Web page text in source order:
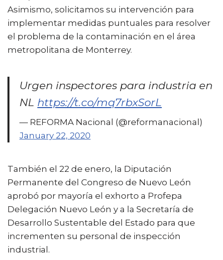
Asimismo, solicitamos su intervención para
implementar medidas puntuales para resolver
el problema de la contaminación en el área
metropolitana de Monterrey.
Urgen inspectores para industria en
NL https://t.co/mq7rbxSorL
— REFORMA Nacional (@reformanacional)
January 22, 2020
También el 22 de enero, la Diputación
Permanente del Congreso de Nuevo León
aprobó por mayoría el exhorto a Profepa
Delegación Nuevo León y a la Secretaría de
Desarrollo Sustentable del Estado para que
incrementen su personal de inspección
industrial.